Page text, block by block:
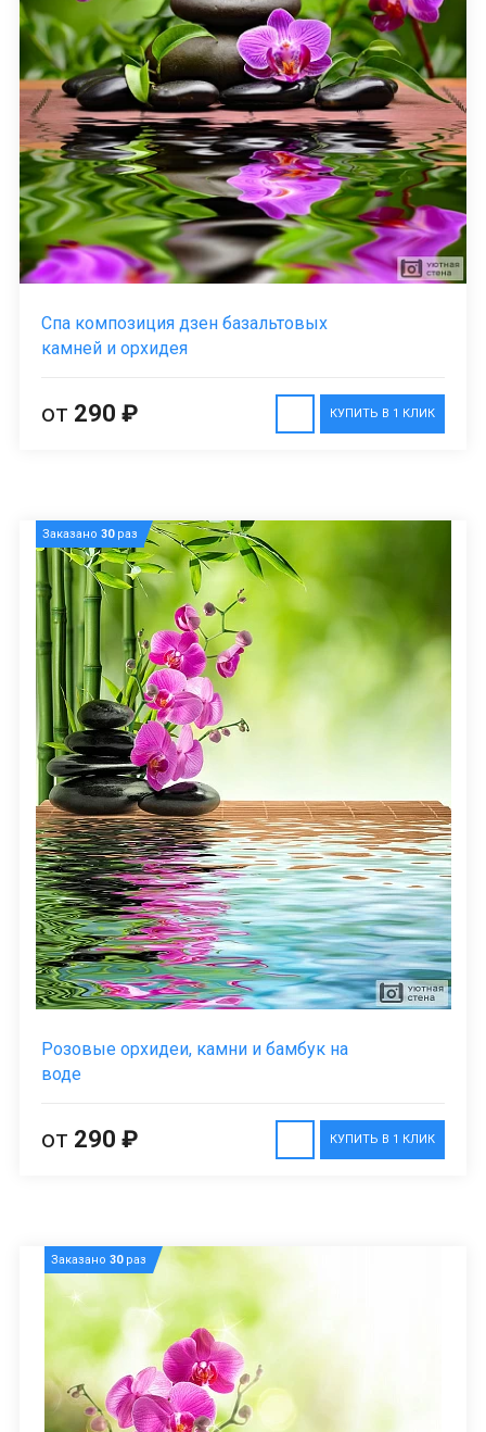
Спа композиция дзен базальтовых
камней и орхидея
КУПИТЬ В 1 КЛИК
от 290 ₽
Заказано 30раз
Розовые орхидеи, камни и бамбук на
воде
КУПИТЬ В 1 КЛИК
от 290 ₽
Заказано 30раз